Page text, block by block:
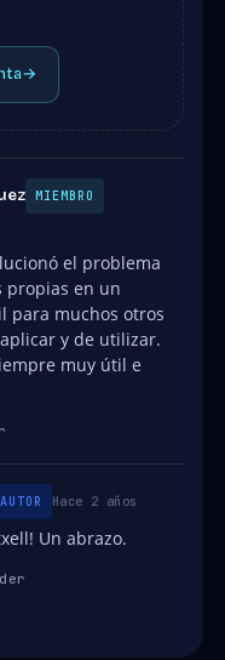
→
MIEMBRO
el problema
propias en un
para muchos otros
y de utilizar.
muy útil e
AUTOR Hace 2 años
Un abrazo.